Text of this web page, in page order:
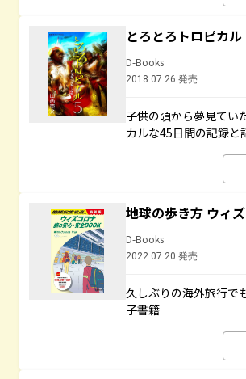
とろとろトロピカ
D-Books
2018.07.26 発売
子供の頃から夢見てい
カルな45日間の記録と
地球の歩き方 ウィ
D-Books
2022.07.20 発売
久しぶりの海外旅行で
子書籍